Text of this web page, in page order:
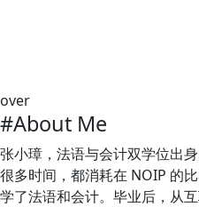
over
#About Me
张小璋，法语与会计双学位出
很多时间，都消耗在 NOIP 的
学了法语和会计。毕业后，从